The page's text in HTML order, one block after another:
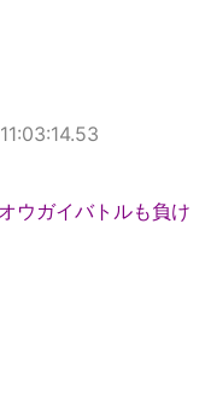
ウガイバトルも負け